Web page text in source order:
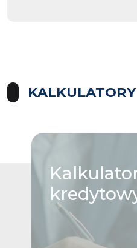
KALKULATORY